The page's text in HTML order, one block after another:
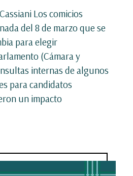
Los comicios
del 8 de marzo que se
para elegir
(Cámara y
internas de algunos
para candidatos
un impacto